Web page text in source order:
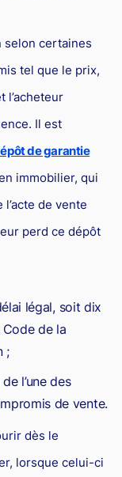
selon certaines
tel que le prix,
l’acheteur
Il est
de garantie
immobilier, qui
de vente
perd ce dépôt
légal, soit dix
Code de la
;
l’une des
de vente.
dès le
lorsque celui-ci